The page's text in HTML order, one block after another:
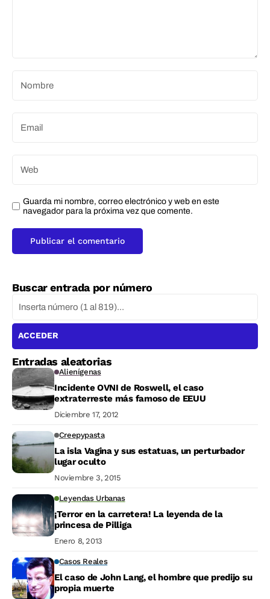
Guarda mi nombre, correo electrónico y web en este
navegador para la próxima vez que comente.
Buscar entrada por número
ACCEDER
Entradas aleatorias
Alienígenas
Incidente OVNI de Roswell, el caso
extraterreste más famoso de EEUU
Diciembre 17, 2012
Creepypasta
La isla Vagina y sus estatuas, un perturbador
lugar oculto
Noviembre 3, 2015
Leyendas Urbanas
¡Terror en la carretera! La leyenda de la
princesa de Pilliga
Enero 8, 2013
Casos Reales
El caso de John Lang, el hombre que predijo su
propia muerte